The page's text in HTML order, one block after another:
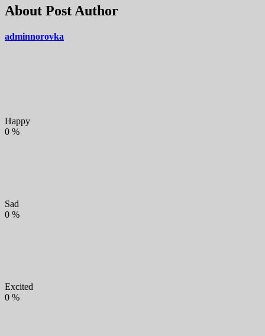
About Post Author
adminnorovka
Happy
0 %
Sad
0 %
Excited
0 %